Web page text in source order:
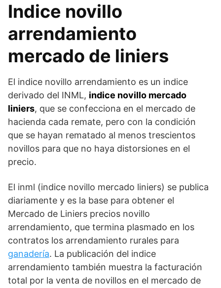
Indice novillo
arrendamiento
mercado de liniers
El indice novillo arrendamiento es un indice
derivado del INML, indice novillo mercado
liniers, que se confecciona en el mercado de
hacienda cada remate, pero con la condición
que se hayan rematado al menos trescientos
novillos para que no haya distorsiones en el
precio.
El inml (indice novillo mercado liniers) se publica
diariamente y es la base para obtener el
Mercado de Liniers precios novillo
arrendamiento, que termina plasmado en los
contratos los arrendamiento rurales para
ganadería. La publicación del indice
arrendamiento también muestra la facturación
total por la venta de novillos en el mercado de